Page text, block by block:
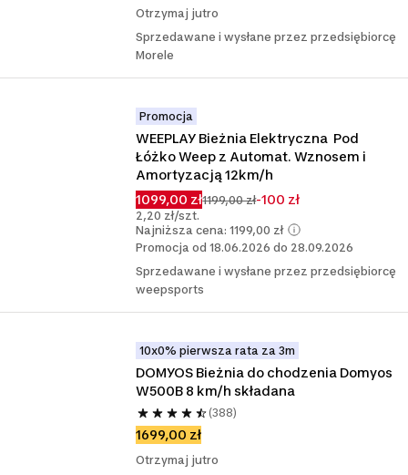
Otrzymaj jutro
Sprzedawane i wysłane przez przedsiębiorcę
Morele
Promocja
WEEPLAY Bieżnia Elektryczna  Pod
Łóżko Weep z Automat. Wznosem i
Amortyzacją 12km/h
1099,00 zł1199,00 zł-100 zł
2,20 zł/szt.
Najniższa cena: 1199,00 zł
Promocja od 18.06.2026 do 28.09.2026
Sprzedawane i wysłane przez przedsiębiorcę
weepsports
10x0% pierwsza rata za 3m
DOMYOS Bieżnia do chodzenia Domyos
W500B 8 km/h składana
(388)
1699,00 zł
Otrzymaj jutro